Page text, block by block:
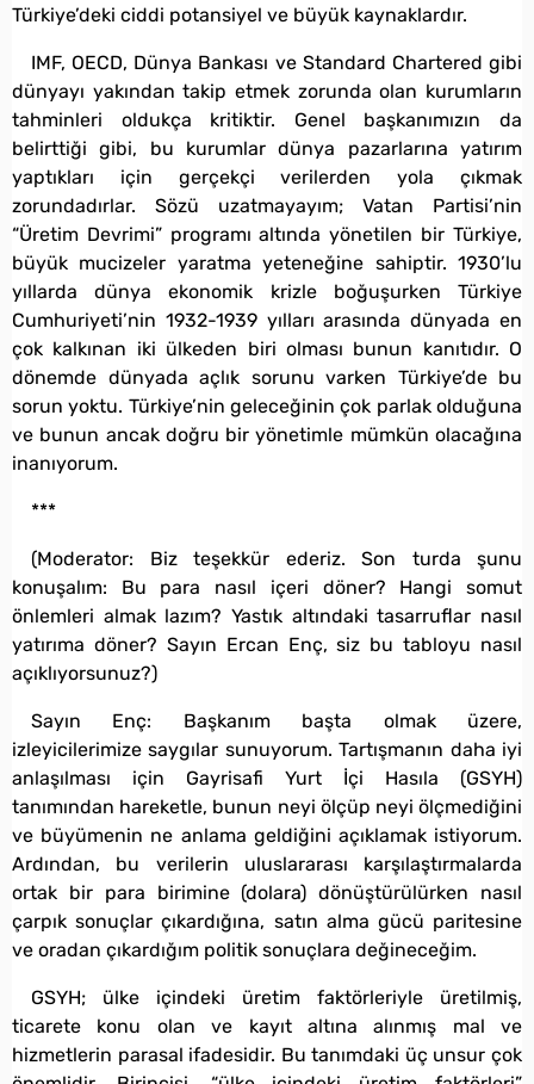
Türkiye’deki ciddi potansiyel ve büyük kaynaklardır.
IMF, OECD, Dünya Bankası ve Standard Chartered gibi
dünyayı yakından takip etmek zorunda olan kurumların
tahminleri oldukça kritiktir. Genel başkanımızın da
belirttiği gibi, bu kurumlar dünya pazarlarına yatırım
yaptıkları için gerçekçi verilerden yola çıkmak
zorundadırlar. Sözü uzatmayayım; Vatan Partisi’nin
“Üretim Devrimi” programı altında yönetilen bir Türkiye,
büyük mucizeler yaratma yeteneğine sahiptir. 1930’lu
yıllarda dünya ekonomik krizle boğuşurken Türkiye
Cumhuriyeti’nin 1932-1939 yılları arasında dünyada en
çok kalkınan iki ülkeden biri olması bunun kanıtıdır. O
dönemde dünyada açlık sorunu varken Türkiye’de bu
sorun yoktu. Türkiye’nin geleceğinin çok parlak olduğuna
ve bunun ancak doğru bir yönetimle mümkün olacağına
inanıyorum.
***
(Moderator: Biz teşekkür ederiz. Son turda şunu
konuşalım: Bu para nasıl içeri döner? Hangi somut
önlemleri almak lazım? Yastık altındaki tasarruflar nasıl
yatırıma döner? Sayın Ercan Enç, siz bu tabloyu nasıl
açıklıyorsunuz?)
Sayın Enç: Başkanım başta olmak üzere,
izleyicilerimize saygılar sunuyorum. Tartışmanın daha iyi
anlaşılması için Gayrisafi Yurt İçi Hasıla (GSYH)
tanımından hareketle, bunun neyi ölçüp neyi ölçmediğini
ve büyümenin ne anlama geldiğini açıklamak istiyorum.
Ardından, bu verilerin uluslararası karşılaştırmalarda
ortak bir para birimine (dolara) dönüştürülürken nasıl
çarpık sonuçlar çıkardığına, satın alma gücü paritesine
ve oradan çıkardığım politik sonuçlara değineceğim.
GSYH; ülke içindeki üretim faktörleriyle üretilmiş,
ticarete konu olan ve kayıt altına alınmış mal ve
hizmetlerin parasal ifadesidir. Bu tanımdaki üç unsur çok